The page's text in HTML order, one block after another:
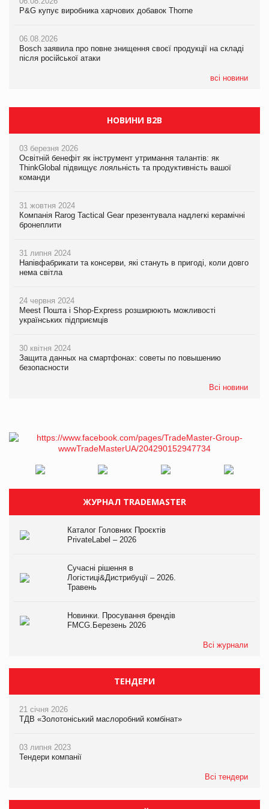
P&G купує виробника харчових добавок Thorne
06.08.2026
Bosch заявила про повне знищення своєї продукції на складі
після російської атаки
всі новини
P&G купує виробника харчових добавок Thorne
06.08.2026
Bosch заявила про повне знищення своєї продукції на складі
після російської атаки
P&G купує виробника харчових добавок Thorne
06.08.2026
Bosch заявила про повне знищення своєї продукції на складі
після російської атаки
НОВИНИ B2B
03 березня 2026
Освітній бенефіт як інструмент утримання талантів: як
ThinkGlobal підвищує лояльність та продуктивність вашої
команди
31 жовтня 2024
Компанія Rarog Tactical Gear презентувала надлегкі керамічні
бронеплити
31 липня 2024
Напівфабрикати та консерви, які стануть в пригоді, коли довго
нема світла
24 червня 2024
Meest Пошта і Shop-Express розширюють можливості
українських підприємців
30 квітня 2024
Защита данных на смартфонах: советы по повышению
безопасности
Всі новини
ЖУРНАЛ TRADEMASTER
Каталог Головних Проєктів
PrivateLabel – 2026
Сучасні рішення в
Логістиці&Дистрибуції – 2026.
Травень
Новинки. Просування брендів
FMCG.Березень 2026
Всі журнали
ТЕНДЕРИ
21 січня 2026
ТДВ «Золотоніський маслоробний комбінат»
03 липня 2023
Тендери компанії
Всі тендери